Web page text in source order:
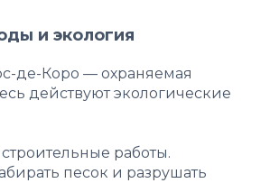
и экология
де-Коро — охраняемая
действуют экологические
работы.
песок и разрушать